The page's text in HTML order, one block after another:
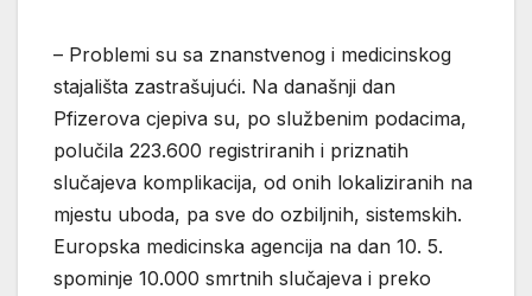
– Problemi su sa znanstvenog i medicinskog
stajališta zastrašujući. Na današnji dan
Pfizerova cjepiva su, po službenim podacima,
polučila 223.600 registriranih i priznatih
slučajeva komplikacija, od onih lokaliziranih na
mjestu uboda, pa sve do ozbiljnih, sistemskih.
Europska medicinska agencija na dan 10. 5.
spominje 10.000 smrtnih slučajeva i preko